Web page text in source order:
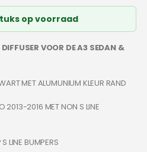
op voorraad
VOOR DE A3 SEDAN &
MET ALUMUNIUM KLEUR RAND
2013-2016 MET NON S LINE
LINE BUMPERS